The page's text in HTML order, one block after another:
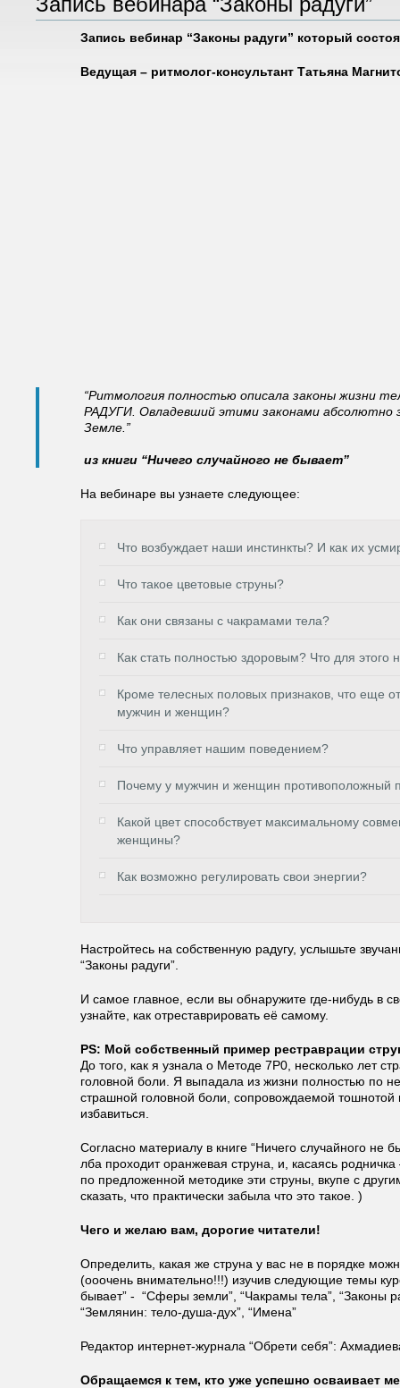
Запись вебинар “Законы радуги” который
Ведущая – ритмолог-консультант Татьяна
“Ритмология полностью описала законы жизни
РАДУГИ. Овладевший этими законами абсолютно
Земле.”
из книги “Ничего случайного не бывает”
На вебинаре вы узнаете следующее:
Что возбуждает наши инстинкты? И как их
Что такое цветовые струны?
Как они связаны с чакрамами тела?
Как стать полностью здоровым? Что для этого
Кроме телесных половых признаков, что еще
мужчин и женщин?
Что управляет нашим поведением?
Почему у мужчин и женщин противоположный
Какой цвет способствует максимальному
женщины?
Как возможно регулировать свои энергии?
Настройтесь на собственную радугу, услышьте
“Законы радуги”.
И самое главное, если вы обнаружите где-нибудь в
узнайте, как отреставрировать её самому.
PS: Мой собственный пример рестраврации
До того, как я узнала о Методе 7Р0, несколько лет
головной боли. Я выпадала из жизни полностью по
страшной головной боли, сопровождаемой тошнотой
избавиться.
Согласно материалу в книге “Ничего случайного не
лба проходит оранжевая струна, и, касаясь
по предложенной методике эти струны, вкупе с
сказать, что практически забыла что это такое. )
Чего и желаю вам, дорогие читатели!
Определить, какая же струна у вас не в порядке
(ооочень внимательно!!!) изучив следующие темы
бывает” - “Сферы земли”, “Чакрамы тела”, “Законы
“Землянин: тело-душа-дух”, “Имена”
Редактор интернет-журнала “Обрети себя”:
Обращаемся к тем, кто уже успешно осваивает